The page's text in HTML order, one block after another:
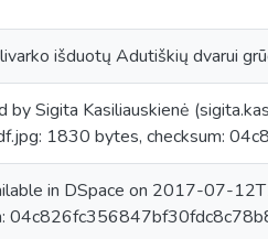
išduotų Adutiškių dvarui
by Sigita Kasiliauskienė
1830 bytes, checksum:
in DSpace on 2017-07-